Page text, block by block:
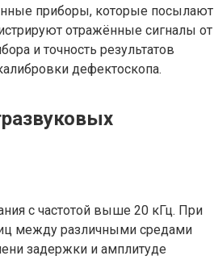
приборы, которые посылают
отражённые сигналы от
и точность результатов
дефектоскопа.
с частотой выше 20 кГц. При
между различными средами
задержки и амплитуде